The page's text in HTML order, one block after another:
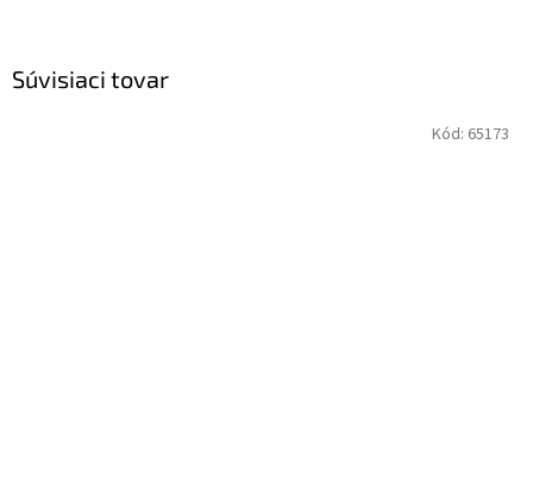
Súvisiaci tovar
Kód: 65173